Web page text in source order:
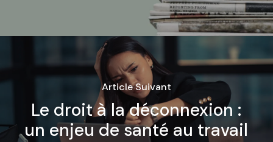
Article Suivant
Le droit à la déconnexion :
un enjeu de santé au travail